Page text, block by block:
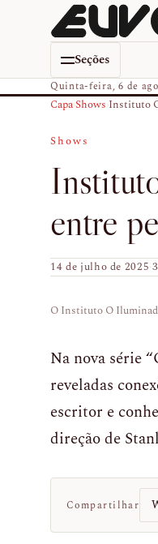
Seções
Quinta-feira, 6 de
Capa›Shows›Instituto
Shows
entre
14 de julho de 2025·
O Instituto O
Na nova série
reveladas
escritor e
direção de
Compartilhar